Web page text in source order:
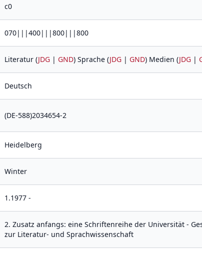
c0
070|||400|||800|||800
Literatur (JDG | GND) Sprache (JDG | GND) Medien (JDG |
Deutsch
(DE-588)2034654-2
Heidelberg
Winter
1.1977 -
2. Zusatz anfangs: eine Schriftenreihe der Universität -
zur Literatur- und Sprachwissenschaft